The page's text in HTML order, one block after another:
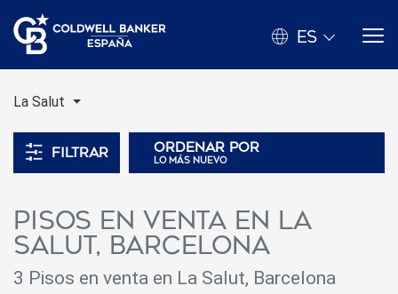
ES
La Salut
Filtrar Ordenar por
lo más nuevo
Pisos en venta en La
Salut, Barcelona
3 Pisos en venta en La Salut, Barcelona